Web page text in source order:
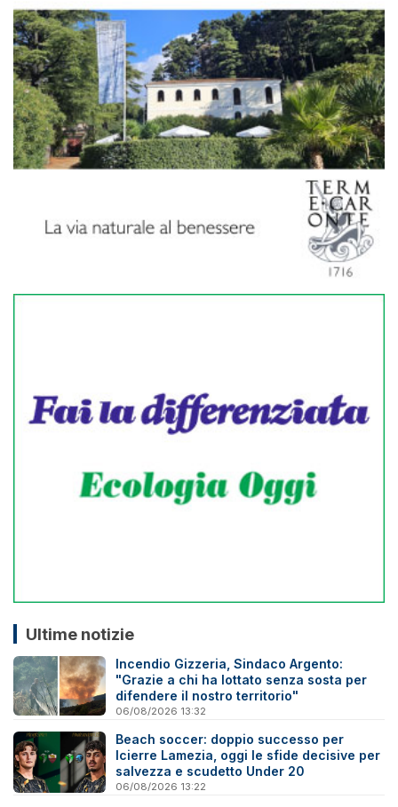
Ultime notizie
Incendio Gizzeria, Sindaco Argento:
"Grazie a chi ha lottato senza sosta per
difendere il nostro territorio"
06/08/2026 13:32
Beach soccer: doppio successo per
Icierre Lamezia, oggi le sfide decisive per
salvezza e scudetto Under 20
06/08/2026 13:22